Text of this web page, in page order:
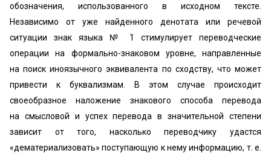
обозначения, использованного в исходном тексте.
Независимо от уже найденного денотата или речевой
ситуации знак языка № 1 стимулирует переводческие
операции на формально-знаковом уровне, направленные
на поиск иноязычного эквивалента по сходству, что может
привести к буквализмам. В этом случае происходит
своеобразное наложение знакового способа перевода
на смысловой и успех перевода в значительной степени
зависит от того, насколько переводчику удастся
«дематериализовать» поступающую к нему информацию, т. е.